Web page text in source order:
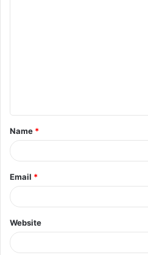
t
*
Name *
Email *
Website